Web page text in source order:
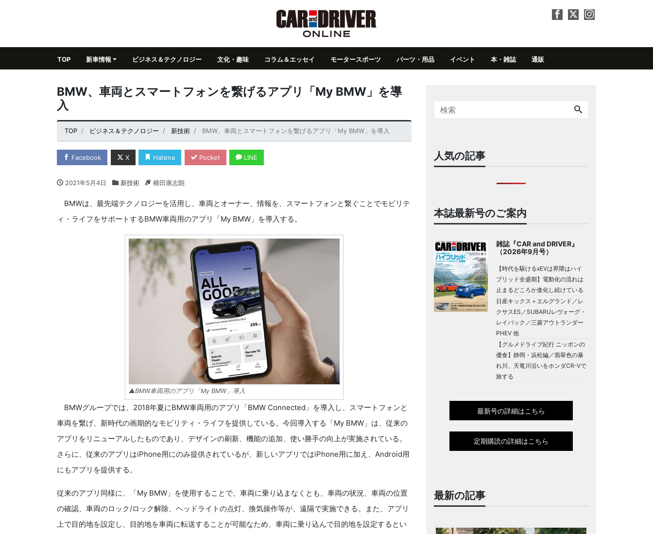
TOP 新車情報 ビジネス＆テクノロジー 文化・趣味 コラム＆エッセイ モータースポーツ パーツ・用品 イベント 本・雑誌 通販
BMW、車両とスマートフォンを繋げるアプリ「My BMW」を導
入
TOP ビジネス＆テクノロジー 新技術 BMW、車両とスマートフォンを繋げるアプリ「My BMW」を導入
Facebook X Hatena Pocket LINE
2021年5月4日 新技術 横田康志朗
BMWは、最先端テクノロジーを活用し、車両とオーナー、情報を、スマートフォンと繋ぐことでモビリテ
ィ・ライフをサポートするBMW車両用のアプリ「My BMW」を導入する。
▲BMW車両用のアプリ「My BMW」導入
BMWグループでは、2018年夏にBMW車両用のアプリ「BMW Connected」を導入し、スマートフォンと
車両を繋げ、新時代の画期的なモビリティ・ライフを提供している。今回導入する「My BMW」は、従来の
アプリをリニューアルしたものであり、デザインの刷新、機能の追加、使い勝手の向上が実施されている。
さらに、従来のアプリはiPhone用にのみ提供されているが、新しいアプリではiPhone用に加え、Android用
にもアプリを提供する。
従来のアプリ同様に、「My BMW」を使用することで、車両に乗り込まなくとも、車両の状況、車両の位置
の確認、車両のロック/ロック解除、ヘッドライトの点灯、換気操作等が、遠隔で実施できる。また、アプリ
上で目的地を設定し、目的地を車両に転送することが可能なため、車両に乗り込んで目的地を設定するとい
人気の記事
本誌最新号のご案内
雑誌『CAR and DRIVER』
（2026年9月号）
【時代を駆けるxEVは界隈はハイ
ブリッド全盛期】電動化の流れは
止まるどころか進化し続けている
日産キックス＋エルグランド／レ
クサスES／SUBARUレヴォーグ・
レイバック／三菱アウトランダー
PHEV 他
【グルメドライブ紀行 ニッポンの
優食】静岡・浜松編／翡翠色の暴
れ川、天竜川沿いをホンダCR-Vで
旅する
最新号の詳細はこちら
定期購読の詳細はこちら
最新の記事